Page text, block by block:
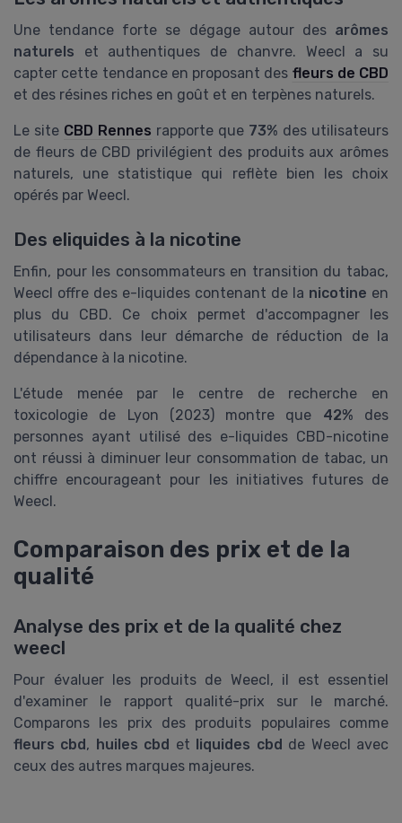
Une tendance forte se dégage autour des arômes
naturels et authentiques de chanvre. Weecl a su
capter cette tendance en proposant des fleurs de CBD
et des résines riches en goût et en terpènes naturels.
Le site CBD Rennes rapporte que 73% des utilisateurs
de fleurs de CBD privilégient des produits aux arômes
naturels, une statistique qui reflète bien les choix
opérés par Weecl.
Des eliquides à la nicotine
Enfin, pour les consommateurs en transition du tabac,
Weecl offre des e-liquides contenant de la nicotine en
plus du CBD. Ce choix permet d'accompagner les
utilisateurs dans leur démarche de réduction de la
dépendance à la nicotine.
L'étude menée par le centre de recherche en
toxicologie de Lyon (2023) montre que 42% des
personnes ayant utilisé des e-liquides CBD-nicotine
ont réussi à diminuer leur consommation de tabac, un
chiffre encourageant pour les initiatives futures de
Weecl.
Comparaison des prix et de la
qualité
Analyse des prix et de la qualité chez
weecl
Pour évaluer les produits de Weecl, il est essentiel
d'examiner le rapport qualité-prix sur le marché.
Comparons les prix des produits populaires comme
fleurs cbd, huiles cbd et liquides cbd de Weecl avec
ceux des autres marques majeures.